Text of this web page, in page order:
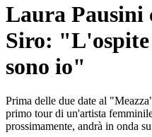
Laura Pausini
Siro: "L'ospite
sono io"
Prima delle due date al
primo tour di un'artista
prossimamente, andrà in onda